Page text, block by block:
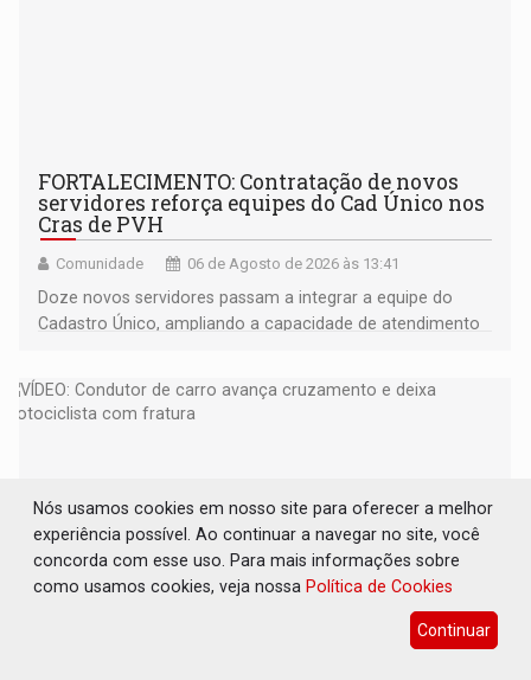
FORTALECIMENTO: Contratação de novos
servidores reforça equipes do Cad Único nos
Cras de PVH
Comunidade 06 de Agosto de 2026 às 13:41
Doze novos servidores passam a integrar a equipe do
Cadastro Único, ampliando a capacidade de atendimento
Nós usamos cookies em nosso site para oferecer a melhor
experiência possível. Ao continuar a navegar no site, você
concorda com esse uso. Para mais informações sobre
como usamos cookies, veja nossa Política de Cookies
Continuar